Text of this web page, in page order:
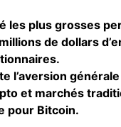
les plus grosses
de dollars
l’aversion
et marchés
pour Bitcoin.